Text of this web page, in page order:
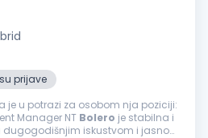
prijave
je u potrazi za osobom nja poziciji:
Manager NT Bolero je stabilna i
iskustvom i jasnom